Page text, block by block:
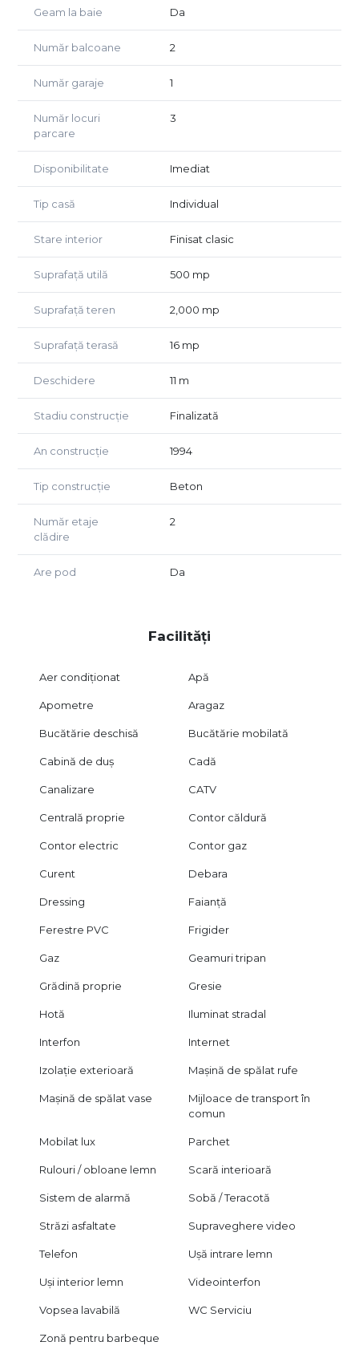
Proprietatea se pretează perfect pentru:
🏥 clinică medicală / stomatologică
🏢 sediu firmă sau birouri
🛍 showroom sau spațiu comercial
🏨 pensiune / aparthotel
🎓 after school / grădiniță
🎨 centru educațional sau creativ
multiple activități.
📐 Detalii generale
📍 Locație: Chișoda – acces rapid către Timișoara
🌳 Teren: 2.000 mp
🏗 An construcție: 1994
🔨 Renovată complet: 2006
🏠 Regim înălțime: P + 2 Etaje + Pod
🛁 5 băi
🌅 Terasă 14 mp
🚗 3 locuri parcare + garaj
🏠 Compartimentare
🔹 Parter
🍽 zonă dining
🌿 acces terasă
🔹 Etaj 1
👑 dormitor matrimonial
🚿 baie proprie
🛏 2 dormitoare
👗 dressing
🚪 uși din lemn masiv
🪵 parchet din lemn masiv
🧱 izolație exterioară
🪵 obloane din lemn
🧱 gresie și teracotă
🏡 curte individuală spațioasă
🎥 supraveghere video
🔔 sistem de alarmă
💎 De ce este o investiție excelentă
✔ suprafață foarte mare
✔ compartimentare flexibilă
✔ acces rapid către oraș
✔ ideal pentru business sau locuință premium
Geam la baie Da
Număr balcoane 2
Număr garaje 1
Număr locuri
parcare
3
Disponibilitate Imediat
Tip casă Individual
Stare interior Finisat clasic
Suprafață utilă 500 mp
Suprafață teren 2,000 mp
Suprafață terasă 16 mp
Deschidere 11 m
Stadiu construcție Finalizată
An construcție 1994
Tip construcție Beton
Număr etaje
clădire
2
Are pod Da
Facilități
Aer condiționat Apă
Apometre Aragaz
Bucătărie deschisă Bucătărie mobilată
Cabină de duș Cadă
Canalizare CATV
Centrală proprie Contor căldură
Contor electric Contor gaz
Curent Debara
Dressing Faianță
Ferestre PVC Frigider
Gaz Geamuri tripan
Grădină proprie Gresie
Hotă Iluminat stradal
Interfon Internet
Izolație exterioară Mașină de spălat rufe
Mașină de spălat vase
Mijloace de transport în
comun
Mobilat lux Parchet
Rulouri / obloane lemn Scară interioară
Sistem de alarmă Sobă / Teracotă
Străzi asfaltate Supraveghere video
Telefon Ușă intrare lemn
Uși interior lemn Videointerfon
Vopsea lavabilă WC Serviciu
Zonă pentru barbeque